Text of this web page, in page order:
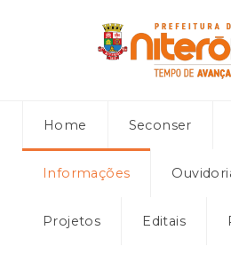
Home Seconser
Informações
Projetos Editais